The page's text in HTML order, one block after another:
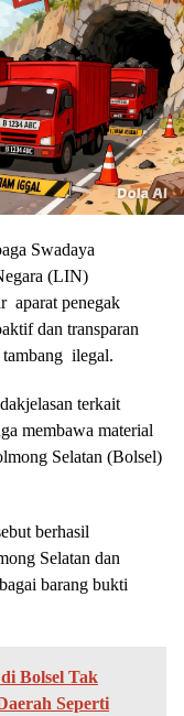
Swadaya
(LIN)
aparat penegak
dan transparan
tambang ilegal.
terkait
membawa material
Selatan (Bolsel)
berhasil
Selatan dan
barang bukti
Bolsel Tak
Seperti